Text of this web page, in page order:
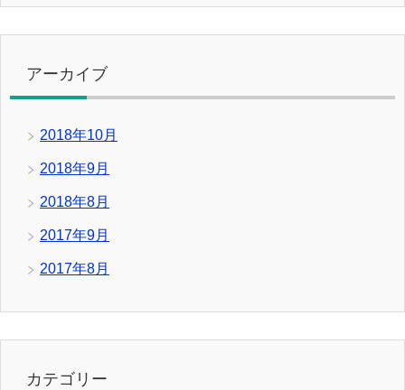
アーカイブ
2018年10月
2018年9月
2018年8月
2017年9月
2017年8月
カテゴリー